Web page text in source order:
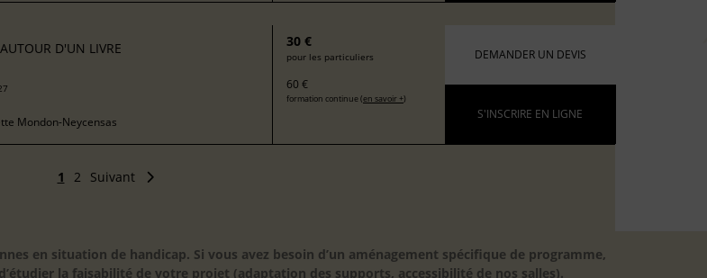
D'UN LIVRE
Mondon-Neycensas
30 €
pour les particuliers
60 €
formation continue (en savoir +)
DEMANDER UN DEVIS
S'INSCRIRE EN LIGNE
1 2 Suivant
en situation de handicap. Si vous avez besoin d’un aménagement spécifique de programme,
la faisabilité de votre projet (adaptation des supports, accessibilité de nos salles).